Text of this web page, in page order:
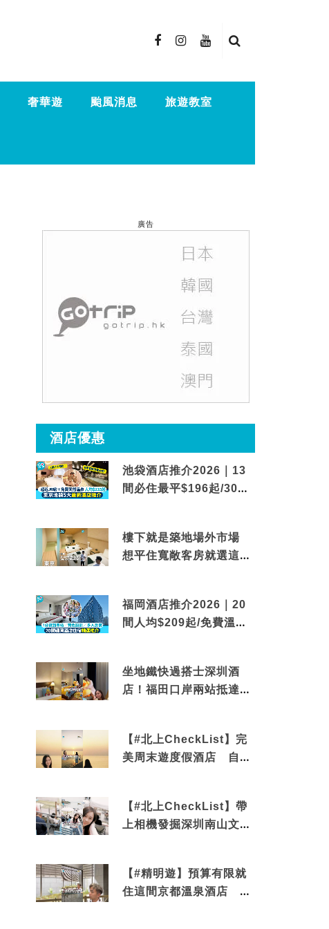
奢華遊 颱風消息 旅遊教室
廣告
酒店優惠
池袋酒店推介2026｜13
間必住最平$196起/30秒
樓下就是築地場外市場
想平住寬敞客房就選這間
福岡酒店推介2026｜20
間人均$209起/免費溫泉/
坐地鐵快過搭士深圳酒
店！福田口岸兩站抵達
【#北上CheckList】完
美周末遊度假酒店 自帶
【#北上CheckList】帶
上相機發掘深圳南山文藝
【#精明遊】預算有限就
住這間京都溫泉酒店 車